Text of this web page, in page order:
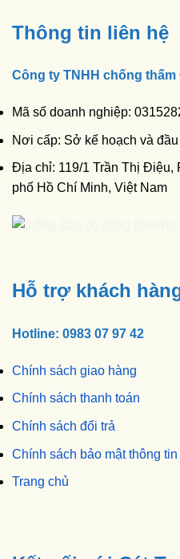
Thông tin liên hệ
Công ty TNHH chống
Mã số doanh nghiệp:
Nơi cấp: Sở kế hoạch và
Địa chỉ: 119/1 Trần Thị
phố Hồ Chí Minh, Việt Nam
Hỗ trợ khách
Hotline: 0983 07 97 42
Chính sách giao hàng
Chính sách thanh toán
Chính sách đổi trả
Chính sách bảo mật thông tin
Trang chủ